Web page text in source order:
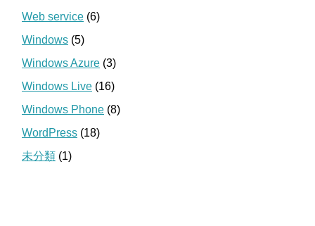
Web service (6)
Windows (5)
Windows Azure (3)
Windows Live (16)
Windows Phone (8)
WordPress (18)
未分類 (1)